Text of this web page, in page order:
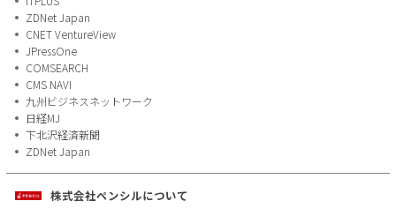
ZDNet Japan
CNET VentureView
JPressOne
COMSEARCH
CMS NAVI
九州ビジネスネットワーク
日経MJ
下北沢経済新聞
ZDNet Japan
株式会社ペンシルについて